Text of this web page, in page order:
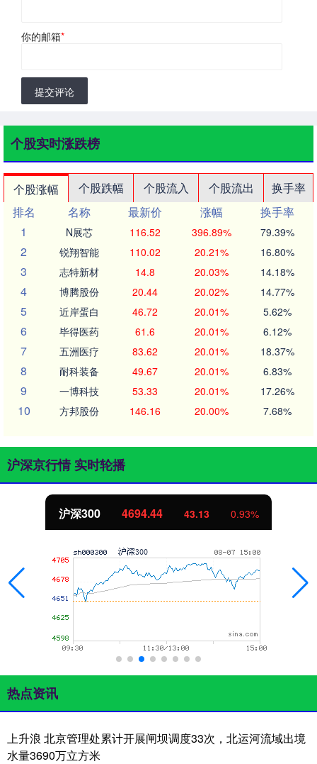
你的邮箱*
提交评论
个股实时涨跌榜
个股涨幅 个股跌幅 个股流入 个股流出
换手率
排名
名称 最新价 涨幅
换手率
1
N展芯 116.52 396.89% 79.39%
2 锐翔智能 110.02 20.21% 16.80%
3 志特新材 14.8 20.03% 14.18%
4 博腾股份 20.44 20.02% 14.77%
5 近岸蛋白 46.72 20.01% 5.62%
6 毕得医药 61.6 20.01% 6.12%
7 五洲医疗 83.62 20.01% 18.37%
8 耐科装备 49.67 20.01% 6.83%
9 一博科技 53.33 20.01% 17.26%
10 方邦股份 146.16 20.00% 7.68%
沪深京行情 实时轮播
沪深300 4694.44 43.13 0.93%
热点资讯
上升浪 北京管理处累计开展闸坝调度33次，北运河流域出境
水量3690万立方米